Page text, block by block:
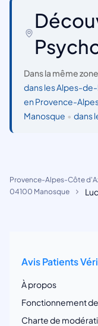
Dans la même
dans les Alpes-
en Provence-
Manosque • dans
Provence-Alpes-Côte
04100 Manosque
Avis Patients
À propos
Fonctionnement
Charte de